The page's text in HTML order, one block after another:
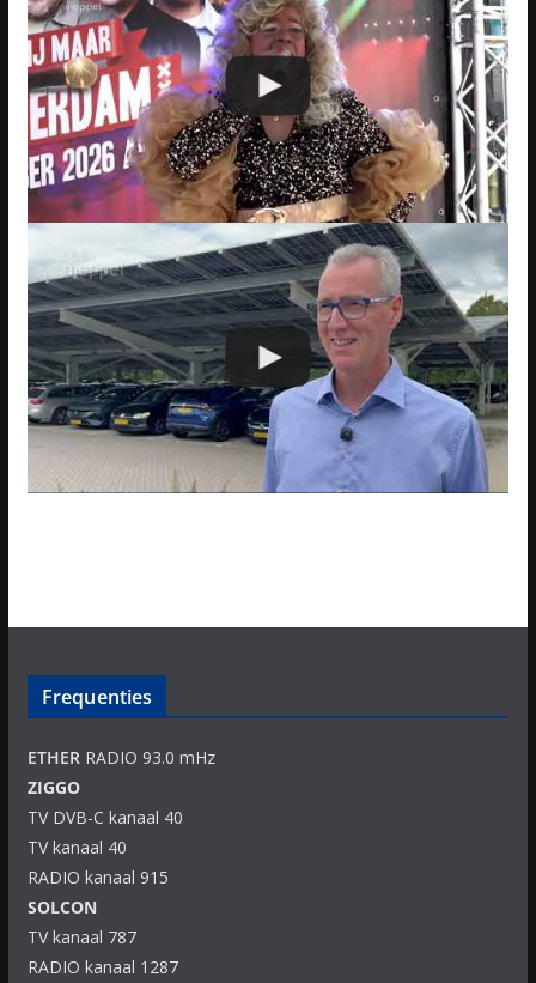
Frequenties
ETHERRADIO 93.0 mHz
ZIGGO
TV DVB-C kanaal 40
TV kanaal 40
RADIO kanaal 915
SOLCON
TV kanaal 787
RADIO kanaal 1287